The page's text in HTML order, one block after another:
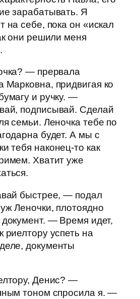
зарабатывать. Я
на себе, пока он «искал
они решили меня
— прервала
Марковна, придвигая ко
и ручку. —
подписывай. Сделай
семьи. Леночка тебе по
будет. А мы с
тебя наконец-то как
Хватит уже
быстрее, — подал
Леночки, плотоядно
— Время идет,
успеть на
документы
Денис? —
тоном спросила я. —